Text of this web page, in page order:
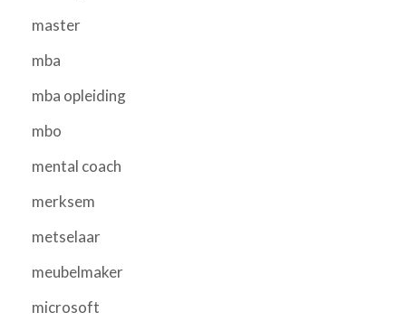
master
mba
mba opleiding
mbo
mental coach
merksem
metselaar
meubelmaker
microsoft